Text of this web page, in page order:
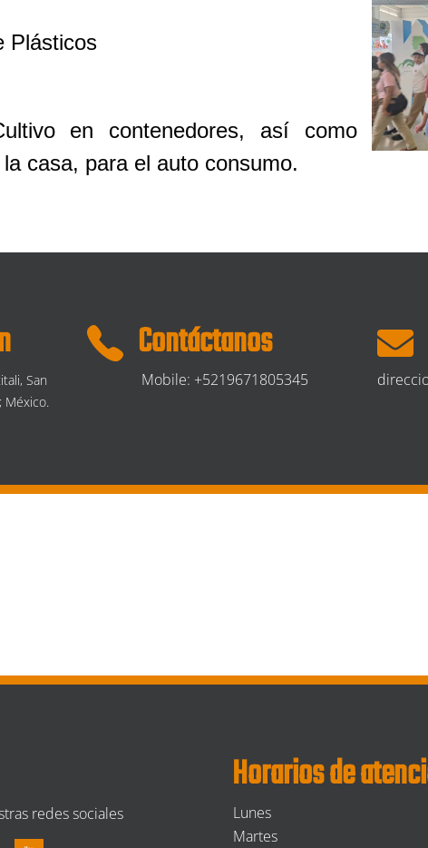
Plásticos
en contenedores, así como
casa, para el auto consumo.
San
México.
Contáctanos
Mobile: +5219671805345
redes sociales
Horarios de
Lunes
Martes